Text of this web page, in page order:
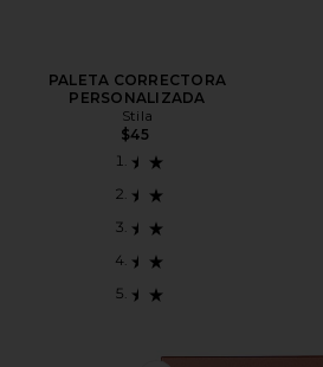
PALETA CORRECTORA
PERSONALIZADA
Stila
$45